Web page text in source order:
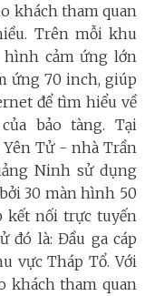
khách tham quan
Trên mỗi khu
hình cảm ứng lớn
ứng 70 inch, giúp
để tìm hiểu về
bảo tàng. Tại
Tử - nhà Trần
Ninh sử dụng
30 màn hình 50
kết nối trực tuyến
đó là: Đầu ga cáp
vực Tháp Tổ. Với
khách tham quan